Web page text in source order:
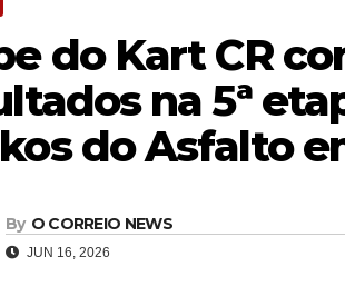
do Kart CR
na 5ª
do Asfalto
By O CORREIO NEWS
JUN 16, 2026